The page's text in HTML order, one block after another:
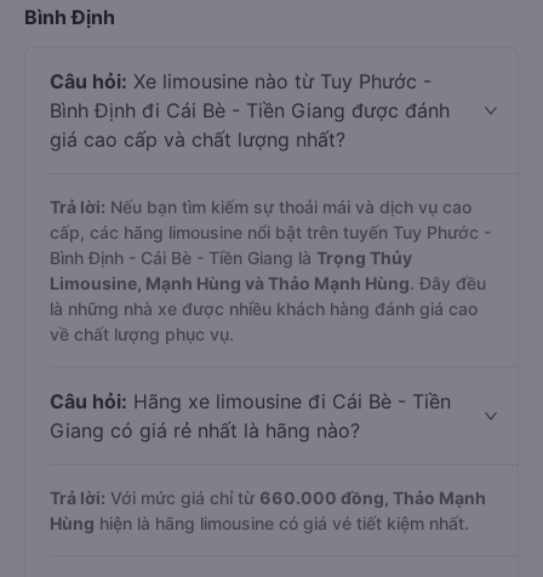
Bình Định
Câu hỏi: Xe limousine nào từ Tuy Phước -
Bình Định đi Cái Bè - Tiền Giang được đánh
giá cao cấp và chất lượng nhất?
Trả lời: Nếu bạn tìm kiếm sự thoải mái và dịch vụ cao
cấp, các hãng limousine nổi bật trên tuyến Tuy Phước -
Bình Định - Cái Bè - Tiền Giang là Trọng Thủy
Limousine, Mạnh Hùng và Thảo Mạnh Hùng. Đây đều
là những nhà xe được nhiều khách hàng đánh giá cao
về chất lượng phục vụ.
Câu hỏi: Hãng xe limousine đi Cái Bè - Tiền
Giang có giá rẻ nhất là hãng nào?
Trả lời: Với mức giá chỉ từ 660.000 đồng, Thảo Mạnh
Hùng hiện là hãng limousine có giá vé tiết kiệm nhất.